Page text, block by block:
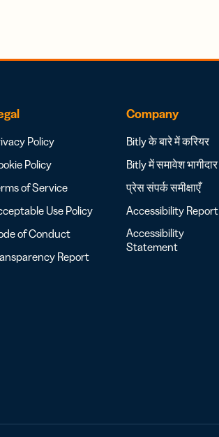
Policy
Policy
of Service
Use Policy
of Conduct
Report
Company
Bitly के बारे मेंकरियर
Bitly में समावेशभागीदार
प्रेससंपर्कसमीक्षाएँ
Accessibility Report
Accessibility
Statement